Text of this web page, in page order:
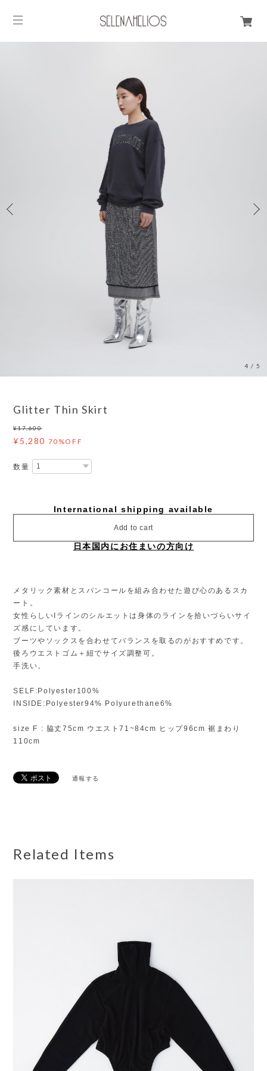
4 / 5
Glitter Thin Skirt
¥17,600
¥5,280 70%OFF
数量
International shipping available
Add to cart
日本国内にお住まいの方向け
メタリック素材とスパンコールを組み合わせた遊び心のあるスカ
ート。
女性らしいIラインのシルエットは身体のラインを拾いづらいサイ
ズ感にしています。
ブーツやソックスを合わせてバランスを取るのがおすすめです。
後ろウエストゴム＋紐でサイズ調整可。
手洗い。
SELF:Polyester100%
INSIDE:Polyester94% Polyurethane6%
size F : 脇丈75cm ウエスト71~84cm ヒップ96cm 裾まわり
110cm
通報する
Related Items